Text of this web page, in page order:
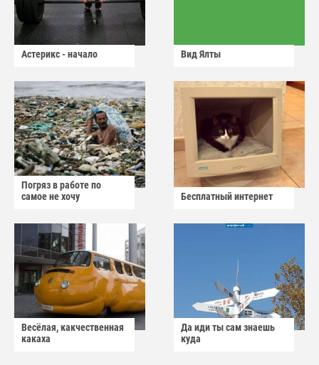
Астерикс - начало Вид Ялты
Погряз в работе по
самое не хочу
Бесплатный интернет
Весёлая, какчественная
какаха
Да иди ты сам знаешь
куда